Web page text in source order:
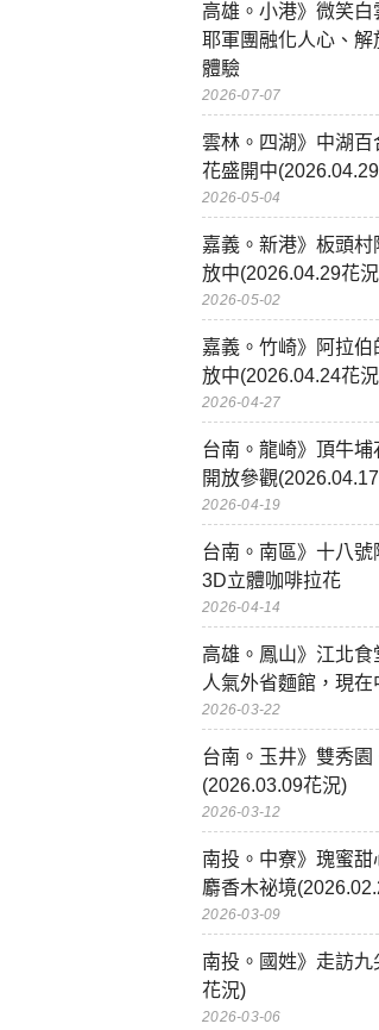
高雄。小港》微笑
耶軍團融化人心、
體驗
2026-07-07
雲林。四湖》中湖
花盛開中
2026-05-04
嘉義。新港》板頭
放中(2026.04.29花
2026-05-02
嘉義。竹崎》阿拉
放中(2026.04.24花
2026-04-27
台南。龍崎》頂牛
開放參觀
2026-04-19
台南。南區》十八
3D立體咖啡拉花
2026-04-14
高雄。鳳山》江北
人氣外省麵館，現在
2026-03-22
台南。玉井》雙秀
(2026.03.09花況)
2026-03-12
南投。中寮》瑰蜜
麝香木祕境
2026-03-09
南投。國姓》走訪
花況)
2026-03-06